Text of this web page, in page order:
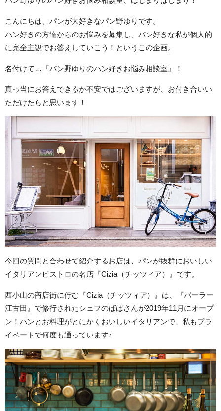
こんにちは、パンが大好きなパン野ゆりです。
パン好きの方達からのお悩みを募集し、パン好きな私が個人的
に完全主観でお答えしていこう！というこの企画。
名付けて…『パン野ゆりのパン好きお悩み相談室』！
真っ当にお答えできるか不安ではございますが、お付き合いい
ただけたらと思います！
今回の質問と合わせて紹介するお店は、パンが抜群においしい
イタリアンビストロの名店『Cizia（チッツィア）』です。
西小山の商店街に佇む『Cizia（チッツィア）』は、『パーラー
江古田』で修行されたシェフのばばさんが2019年11月にオープ
ン！パンとお料理がとにかくおいしいイタリアンで、私もプラ
イベートで何度も通っています♪